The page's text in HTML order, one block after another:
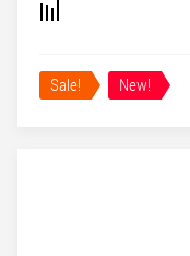
Sale! New!